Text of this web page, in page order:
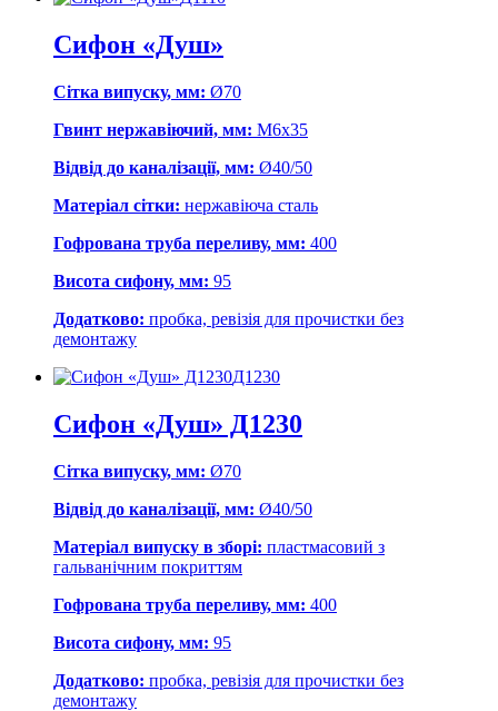
Сифон «Душ»
Сітка випуску, мм: Ø70
Гвинт нержавіючий, мм: М6х35
Відвід до каналізації, мм: Ø40/50
Матеріал сітки: нержавіюча сталь
Гофрована труба переливу, мм: 400
Висота сифону, мм: 95
Додатково: пробка, ревізія для прочистки без
демонтажу
Д1230
Сифон «Душ» Д1230
Сітка випуску, мм: Ø70
Відвід до каналізації, мм: Ø40/50
Матеріал випуску в зборі: пластмасовий з
гальванічним покриттям
Гофрована труба переливу, мм: 400
Висота сифону, мм: 95
Додатково: пробка, ревізія для прочистки без
демонтажу